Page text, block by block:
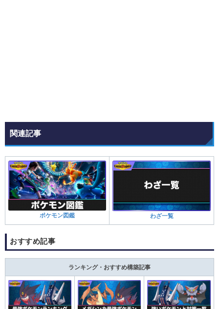
関連記事
ポケモン図鑑 わざ一覧
おすすめ記事
ランキング・おすすめ構築記事